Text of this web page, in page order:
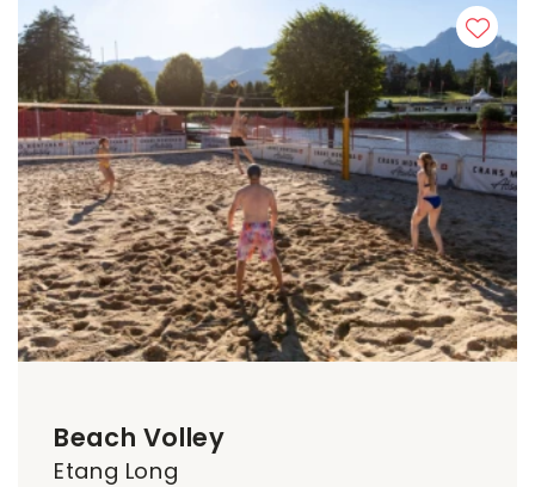
Beach Volley
Etang Long